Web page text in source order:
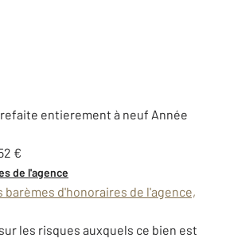
entierement à neuf Année
€
de l'agence
barèmes d'honoraires de l'agence,
les risques auxquels ce bien est